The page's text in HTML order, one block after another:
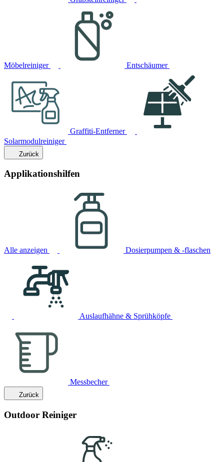
Möbelreiniger Entschäumer
Graffiti-Entferner
Solarmodulreiniger
Zurück
Applikationshilfen
Alle anzeigen Dosierpumpen & -flaschen
Auslaufhähne & Sprühköpfe
Messbecher
Zurück
Outdoor Reiniger